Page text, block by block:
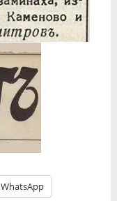
WhatsApp